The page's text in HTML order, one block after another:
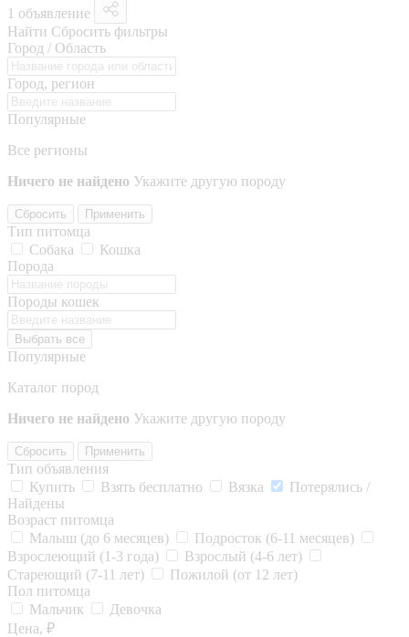
1 объявление
Найти Сбросить фильтры
Город / Область
Город, регион
Популярные
Все регионы
Ничего не найдено Укажите другую породу
Сбросить Применить
Тип питомца
Собака
Кошка
Порода
Породы кошек
Выбрать все
Популярные
Каталог пород
Ничего не найдено Укажите другую породу
Сбросить Применить
Тип объявления
Купить
Взять бесплатно Вязка
Потерялись /
Найдены
Возраст питомца
Малыш (до 6 месяцев)
Подросток (6-11 месяцев)
Взрослеющий (1-3 года)
Взрослый (4-6 лет)
Стареющий (7-11 лет)
Пожилой (от 12 лет)
Пол питомца
Мальчик
Девочка
Цена, ₽